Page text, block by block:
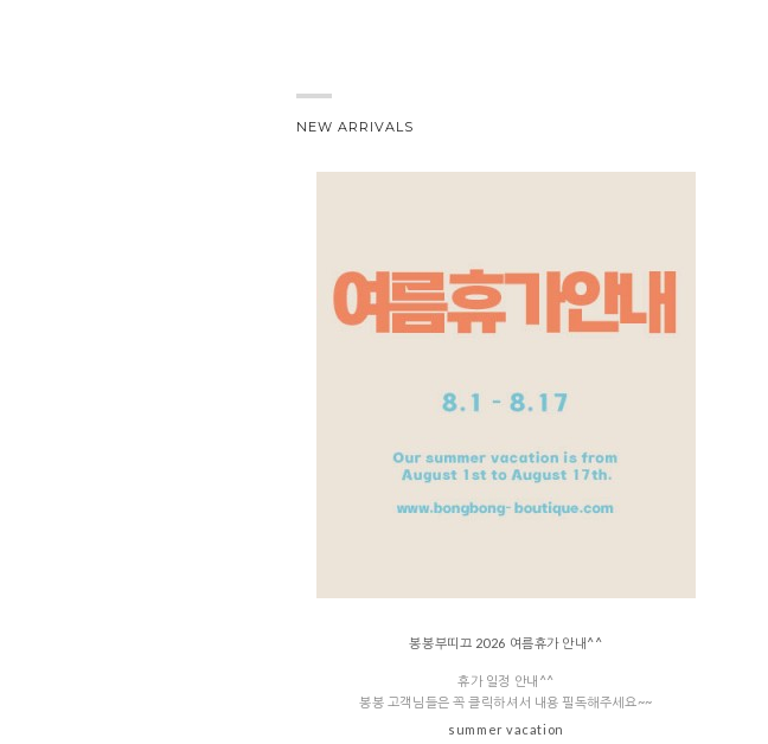
NEW ARRIVALS
봉봉부띠끄 2026 여름휴가 안내^^
휴가 일정 안내^^
봉봉 고객님들은 꼭 클릭하셔서 내용 필독해주세요~~
summer vacation